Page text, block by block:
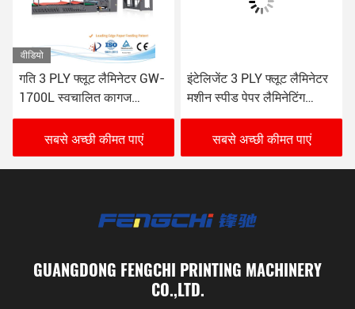
वीडियो
गति 3 PLY फ्लूट लैमिनेटर GW-
1700L स्वचालित कागज
लैमिनेटिंग मशीन 16000 शीट/
सबसे अच्छी कीमत पाएं
इंटेलिजेंट 3 PLY फ्लूट लैमिनेटर
मशीन स्पीड पेपर लैमिनेटिंग
Fengchi GW-1700L
सबसे अच्छी कीमत पाएं
GUANGDONG FENGCHI PRINTING MACHINERY
CO.,LTD.